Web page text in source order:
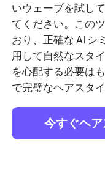
いウェーブを試し
てください。この
おり、正確な AI シ
用して自然なスタ
を心配する必要は
で完璧なヘアスタ
今すぐヘ